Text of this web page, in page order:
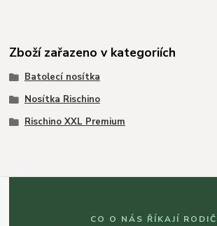
Zboží zařazeno v kategoriích
Batolecí nosítka
Nosítka Rischino
Rischino XXL Premium
CO O NÁS ŘÍKAJÍ